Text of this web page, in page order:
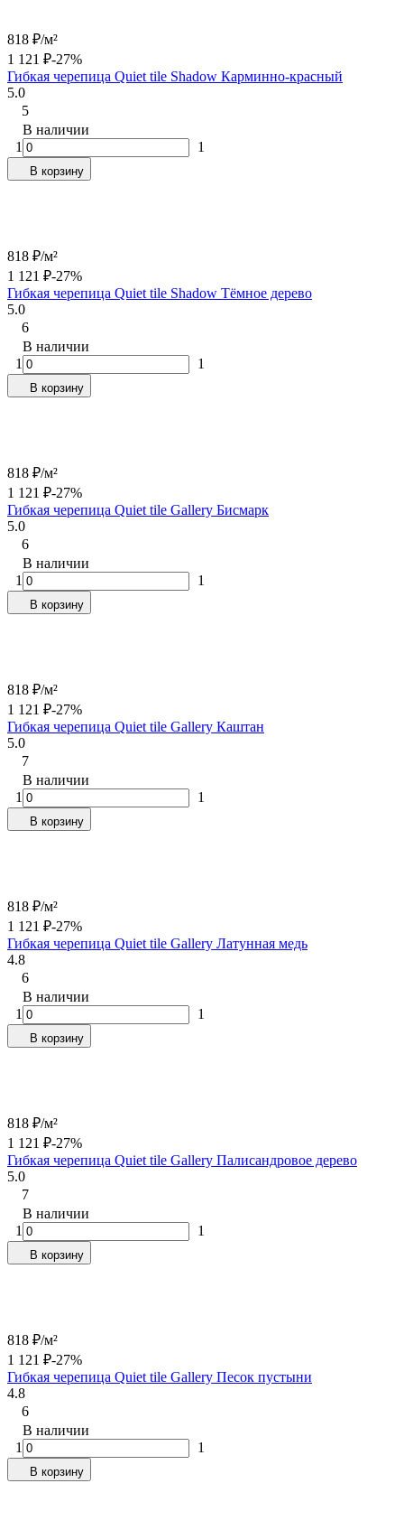
818 ₽/м²
1 121 ₽-27%
Гибкая черепица Quiet tile Shadow Карминно-красный
5.0
5
В наличии
1
1
В корзину
818 ₽/м²
1 121 ₽-27%
Гибкая черепица Quiet tile Shadow Тёмное дерево
5.0
6
В наличии
1
1
В корзину
818 ₽/м²
1 121 ₽-27%
Гибкая черепица Quiet tile Gallery Бисмарк
5.0
6
В наличии
1
1
В корзину
818 ₽/м²
1 121 ₽-27%
Гибкая черепица Quiet tile Gallery Каштан
5.0
7
В наличии
1
1
В корзину
818 ₽/м²
1 121 ₽-27%
Гибкая черепица Quiet tile Gallery Латунная медь
4.8
6
В наличии
1
1
В корзину
818 ₽/м²
1 121 ₽-27%
Гибкая черепица Quiet tile Gallery Палисандровое дерево
5.0
7
В наличии
1
1
В корзину
818 ₽/м²
1 121 ₽-27%
Гибкая черепица Quiet tile Gallery Песок пустыни
4.8
6
В наличии
1
1
В корзину